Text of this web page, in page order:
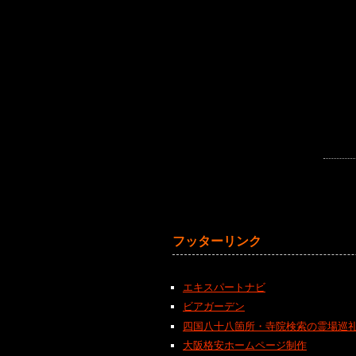
フッターリンク
エキスパートナビ
ビアガーデン
四国八十八箇所・寺院検索の霊場巡
大阪格安ホームページ制作